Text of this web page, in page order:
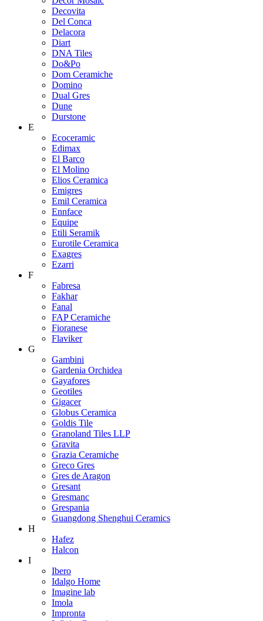
Decovita
Del Conca
Delacora
Diart
DNA Tiles
Do&Po
Dom Ceramiche
Domino
Dual Gres
Dune
Durstone
E
Ecoceramic
Edimax
El Barco
El Molino
Elios Ceramica
Emigres
Emil Ceramica
Ennface
Equipe
Etili Seramik
Eurotile Ceramica
Exagres
Ezarri
F
Fabresa
Fakhar
Fanal
FAP Ceramiche
Fioranese
Flaviker
G
Gambini
Gardenia Orchidea
Gayafores
Geotiles
Gigacer
Globus Ceramica
Goldis Tile
Granoland Tiles LLP
Gravita
Grazia Ceramiche
Greco Gres
Gres de Aragon
Gresant
Gresmanc
Grespania
Guangdong Shenghui Ceramics
H
Hafez
Halcon
I
Ibero
Idalgo Home
Imagine lab
Imola
Impronta